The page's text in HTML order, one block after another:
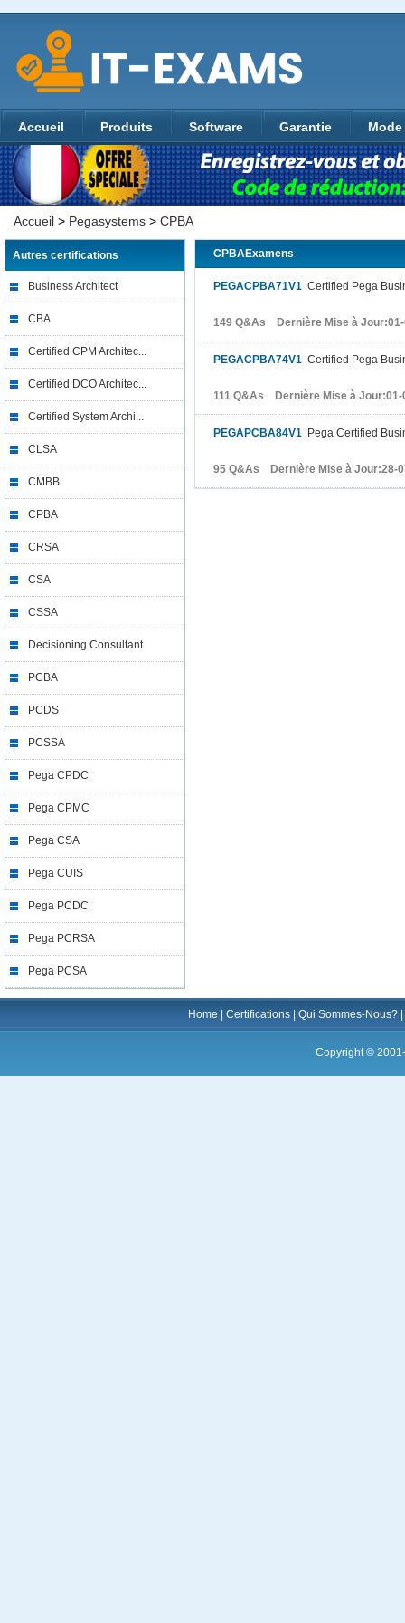
Accueil Produits Software Garantie
Accueil > Pegasystems > CPBA
Autres certifications
Business Architect
CBA
Certified CPM Architec...
Certified DCO Architec...
Certified System Archi...
CLSA
CMBB
CPBA
CRSA
CSA
CSSA
Decisioning Consultant
PCBA
PCDS
PCSSA
Pega CPDC
Pega CPMC
Pega CSA
Pega CUIS
Pega PCDC
Pega PCRSA
Pega PCSA
CPBAExamens
PEGACPBA71V1 Certified Pega
149 Q&As Dernière Mise à Jour:01-
PEGACPBA74V1 Certified Pega
111 Q&As Dernière Mise à Jour:01-
PEGAPCBA84V1 Pega Certified
95 Q&As Dernière Mise à Jour:28-
Home Certifications Qui Sommes-Nous?
Copyright ©